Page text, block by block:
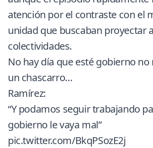
atención por el contraste con el
unidad que buscaban proyectar
colectividades.
No hay día que esté gobierno
un chascarro…
Ramírez:
“Y podamos seguir trabajando
gobierno le vaya mal”
pic.twitter.com/BkqPSozE2j